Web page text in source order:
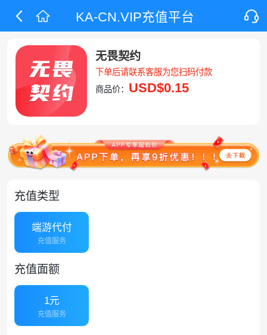
KA-CN.VIP充值平台
无畏契约
下单后请联系客服为您扫码付款
商品价： USD$0.15
充值类型
端游代付
充值服务
充值面额
1元
充值服务